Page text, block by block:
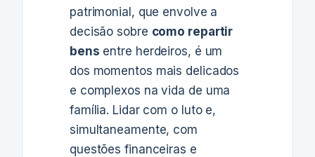
patrimonial, que envolve a
decisão sobre como repartir
bens entre herdeiros, é um
dos momentos mais delicados
e complexos na vida de uma
família. Lidar com o luto e,
simultaneamente, com
questões financeiras e